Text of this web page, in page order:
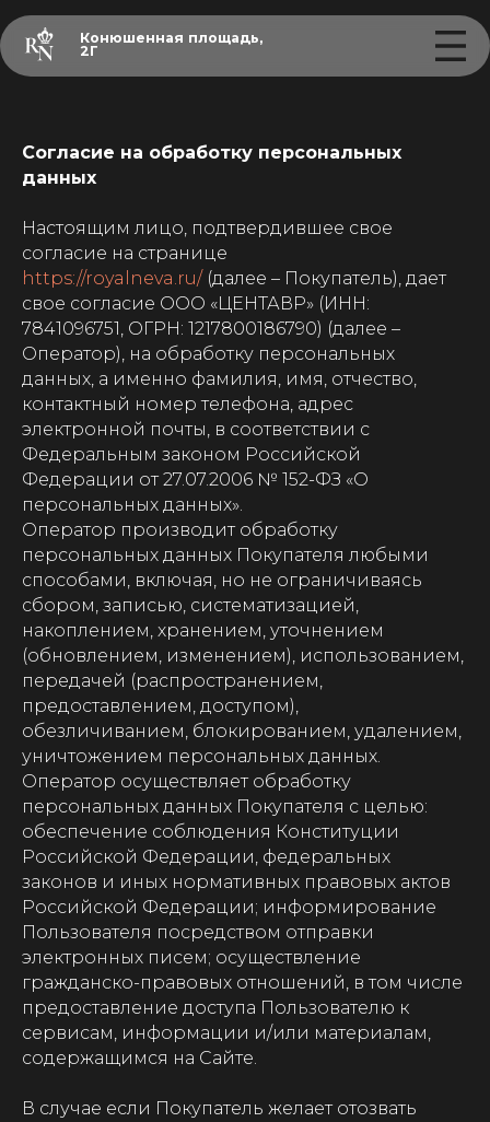
Согласие на обработку персональных
данных
Настоящим лицо, подтвердившее свое
согласие на странице
https://royalneva.ru/(далее – Покупатель), дает
свое согласие ООО «ЦЕНТАВР» (ИНН:
7841096751, ОГРН: 1217800186790) (далее –
Оператор), на обработку персональных
данных, а именно фамилия, имя, отчество,
контактный номер телефона, адрес
электронной почты, в соответствии с
Федеральным законом Российской
Федерации от 27.07.2006 № 152-ФЗ «О
персональных данных».
Оператор производит обработку
персональных данных Покупателя любыми
способами, включая, но не ограничиваясь
сбором, записью, систематизацией,
накоплением, хранением, уточнением
(обновлением, изменением), использованием,
передачей (распространением,
предоставлением, доступом),
обезличиванием, блокированием, удалением,
уничтожением персональных данных.
Оператор осуществляет обработку
персональных данных Покупателя с целью:
обеспечение соблюдения Конституции
Российской Федерации, федеральных
законов и иных нормативных правовых актов
Российской Федерации; информирование
Пользователя посредством отправки
электронных писем; осуществление
гражданско-правовых отношений, в том числе
предоставление доступа Пользователю к
сервисам, информации и/или материалам,
содержащимся на Сайте.
В случае если Покупатель желает отозвать